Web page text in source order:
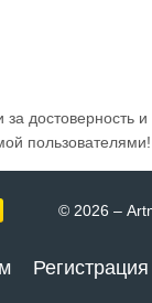
достоверность и
пользователями!
© 2026 –
Регистрация